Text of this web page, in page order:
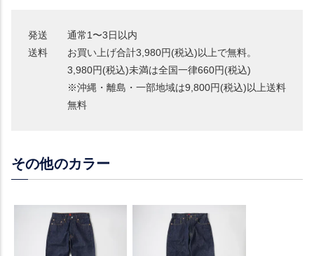
発送
通常1〜3日以内
送料
お買い上げ合計3,980円(税込)以上で無料。
3,980円(税込)未満は全国一律660円(税込)
※沖縄・離島・一部地域は9,800円(税込)以上送料
無料
その他のカラー